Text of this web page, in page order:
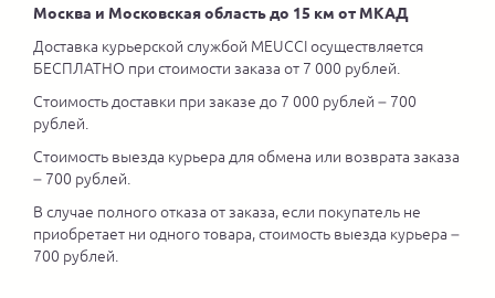
Москва и Московская область до 15 км от МКАД
Доставка курьерской службой MEUCCI осуществляется
БЕСПЛАТНО при стоимости заказа от 7 000 рублей.
Стоимость доставки при заказе до 7 000 рублей – 700
рублей.
Стоимость выезда курьера для обмена или возврата заказа
– 700 рублей.
В случае полного отказа от заказа, если покупатель не
приобретает ни одного товара, стоимость выезда курьера –
700 рублей.